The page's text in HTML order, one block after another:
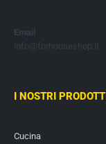
Email
info@forhouseshop.it
I NOSTRI PRODOTTI
Cucina